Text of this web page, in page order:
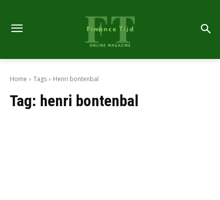
Home Tags Henri bontenbal
Tag: henri bontenbal